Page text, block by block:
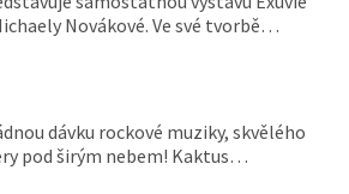
Novákové. Ve své tvorbě…
dávku rockové muziky, skvělého
pod širým nebem! Kaktus…